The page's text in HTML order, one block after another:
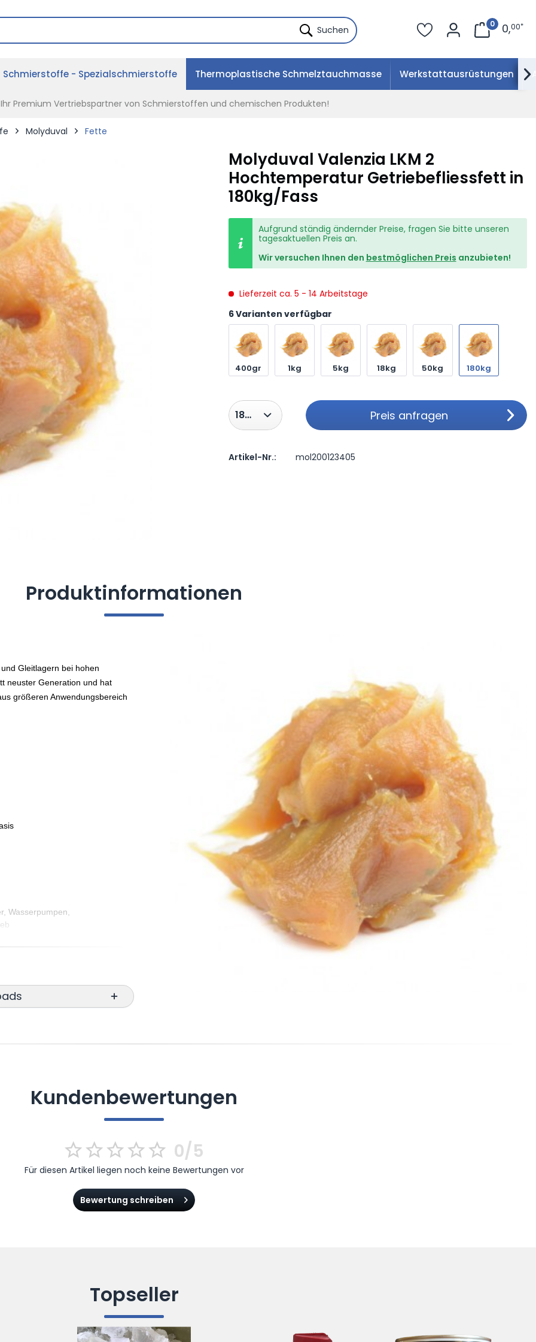
Suchen
0 0,00*
Schmierstoffe - Spezialschmierstoffe Thermoplastische Schmelztauchmasse Werkstattausrüstungen 
Premium Vertriebspartner von Schmierstoffen und chemischen Produkten!
Molyduval Fette
Molyduval Valenzia LKM 2
Hochtemperatur Getriebefliessfett in
180kg/Fass
Aufgrund ständig ändernder Preise, fragen Sie bitte unseren
tagesaktuellen Preis an.
Wir versuchen Ihnen den bestmöglichen Preis anzubieten!
Lieferzeit ca. 5 - 14 Arbeitstage
6 Varianten verfügbar
400gr 1kg 5kg 18kg 50kg 180kg
Preis anfragen
Preis anfragen
Ich habe die Datenschutzerklärung
gelesen, verstanden und
stimme zu. *
Mit * gekennzeichnete Felder sind Pflichtfelder.
Artikel-Nr.: mol200123405
Produktinformationen
Gleitlagern bei hohen
neuster Generation und hat
größeren Anwendungsbereich
Wasserpumpen,
und Abgasventilatoren,
und Abgasventilatoren,
Kundenbewertungen
0/5
Für diesen Artikel liegen noch keine Bewertungen vor
Bewertung schreiben
Topseller